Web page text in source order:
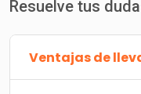
Resuelve tus
Ventajas de